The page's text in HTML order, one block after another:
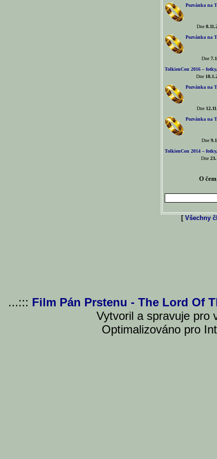
Pozvánka na
Dne
Pozvánka na
Dne
TolkienCon 2016 –
Dne
Pozvánka na
Dne
Pozvánka na
Dne
TolkienCon 2014 –
Dne
O
[ Všechny
...::: Film Pán Prstenu - The Lord Of
Vytvoril a spravuje pro
Optimalizováno pro